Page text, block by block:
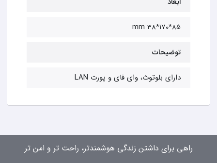
85*170*38 mm
توضیحات
دارای بلوتوث، وای فای و پورت LAN
راهی برای داشتن زندگی هوشمندتر، راحت تر و امن تر